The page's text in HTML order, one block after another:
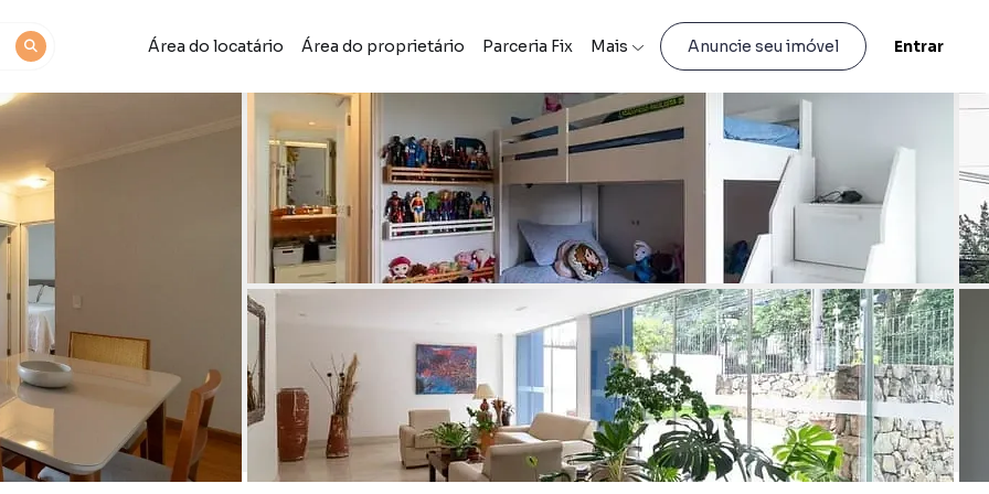
Área do locatário Área do proprietário Parceria Fix Mais Anuncie seu imóvel Entrar